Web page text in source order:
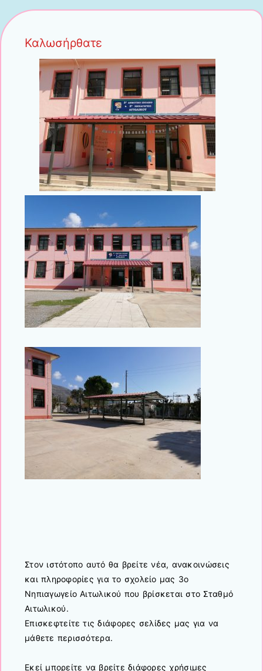
Καλωσήρθατε
Στον ιστότοπο αυτό θα βρείτε νέα, ανακοινώσεις
και πληροφορίες για το σχολείο μας 3ο
Νηπιαγωγείο Αιτωλικού που βρίσκεται στο Σταθμό
Αιτωλικού.
Επισκεφτείτε τις διάφορες σελίδες μας για να
μάθετε περισσότερα.
Εκεί μπορείτε να βρείτε διάφορες χρήσιμες